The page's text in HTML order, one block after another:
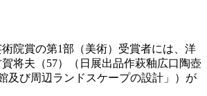
院賞の第1部（美術）受賞者には、洋
将夫（57）（日展出品作萩釉広口陶壺
及び周辺ランドスケープの設計」）が